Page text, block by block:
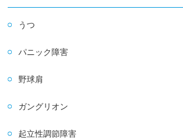
うつ
パニック障害
野球肩
ガングリオン
起立性調節障害